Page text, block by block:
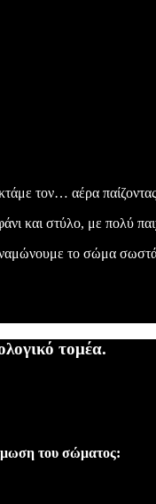
τον… αέρα
και στύλο, με πολύ
το σώμα
τομέα.
του σώματος: